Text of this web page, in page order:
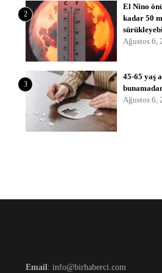
2
El Nino
kadar 50
Ağustos 6,
3
45-65 yaş
Ağustos 6,
Email : info@birhaberci.com